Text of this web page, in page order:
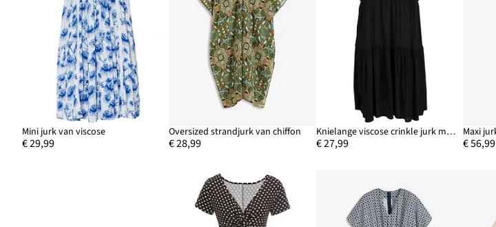
Mini jurk van viscose
€ 29,99
Oversized strandjurk van chiffon
€ 28,99
Knielange viscose crinkle jurk met strikkoordjes
€ 27,99 € 56,99